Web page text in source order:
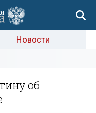
Новости
об